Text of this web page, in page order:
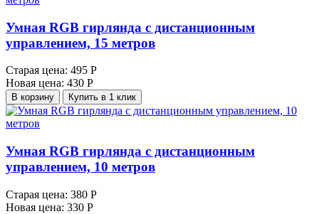
Умная RGB гирлянда с дистанционным
управлением, 15 метров
Старая цена: 495 Р
Новая цена: 430 Р
В корзину Купить в 1 клик
Умная RGB гирлянда с дистанционным
управлением, 10 метров
Старая цена: 380 Р
Новая цена: 330 Р